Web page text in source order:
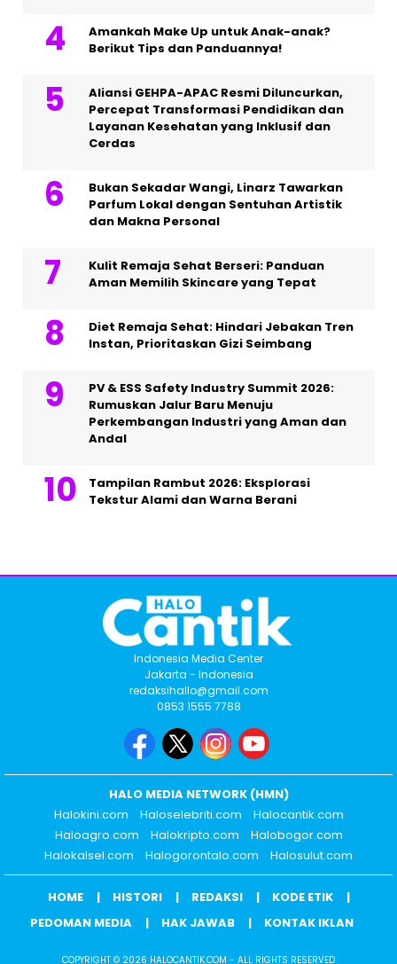
Amankah Make Up untuk Anak-anak?
Berikut Tips dan Panduannya!
Aliansi GEHPA-APAC Resmi Diluncurkan,
Percepat Transformasi Pendidikan dan
Layanan Kesehatan yang Inklusif dan
Cerdas
Bukan Sekadar Wangi, Linarz Tawarkan
Parfum Lokal dengan Sentuhan Artistik
dan Makna Personal
Kulit Remaja Sehat Berseri: Panduan
Aman Memilih Skincare yang Tepat
Diet Remaja Sehat: Hindari Jebakan Tren
Instan, Prioritaskan Gizi Seimbang
PV & ESS Safety Industry Summit 2026:
Rumuskan Jalur Baru Menuju
Perkembangan Industri yang Aman dan
Andal
Tampilan Rambut 2026: Eksplorasi
Tekstur Alami dan Warna Berani
Indonesia Media Center
Jakarta - Indonesia
redaksihallo@gmail.com
0853 1555 7788
HALO MEDIA NETWORK (HMN)
Halokini.com
Haloselebriti.com
Halocantik.com
Haloagro.com
Halokripto.com
Halobogor.com
Halokalsel.com
Halogorontalo.com Halosulut.com
HOME HISTORI REDAKSI
KODE ETIK
PEDOMAN MEDIA
HAK JAWAB KONTAK IKLAN
COPYRIGHT © 2026 HALOCANTIK.COM - ALL RIGHTS RESERVED